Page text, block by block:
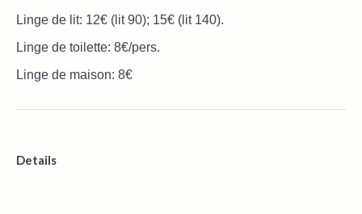
Linge de lit: 12€ (lit 90); 15€ (lit 140).
Linge de toilette: 8€/pers.
Linge de maison: 8€
Details